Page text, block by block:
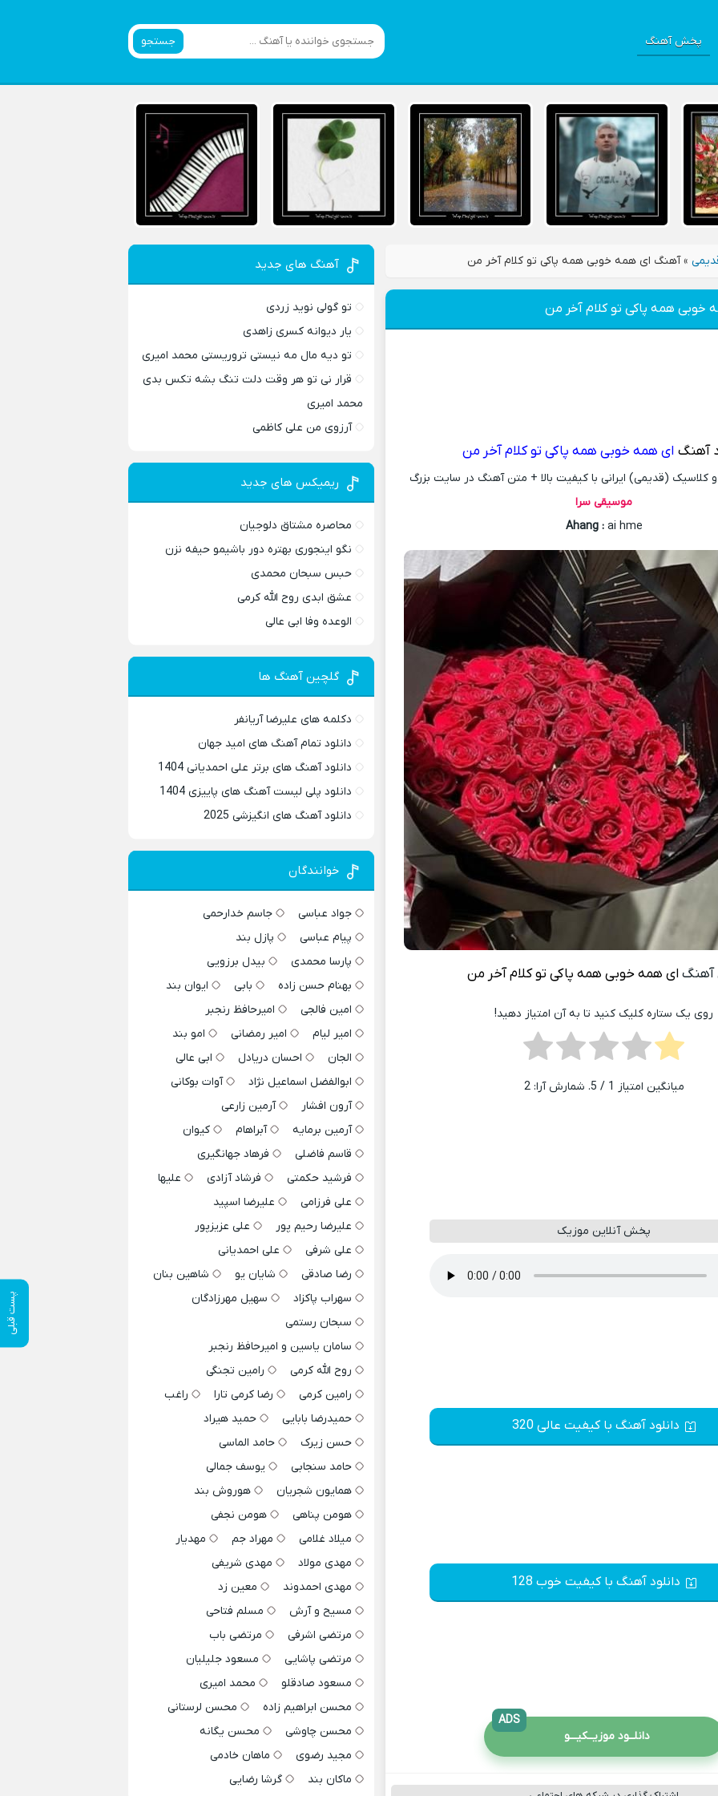
پخش آهنگ جستجو
»آهنگ ای همه خوبی همه پاکی تو کلام آخر من
پست قبلی
خوبی همه پاکی تو کلام آخر من
آهنگ ای همه خوبی همه پاکی تو کلام آخر من
(قدیمی) ایرانی با کیفیت بالا + متن آهنگ در سایت بزرگ
موسیقی سرا
Ahang :ai hme
آهنگ ای همه خوبی همه پاکی تو کلام آخر من
روی یک ستاره کلیک کنید تا به آن امتیاز دهید!
میانگین امتیاز 1 / 5. شمارش آرا: 2
پخش آنلاین موزیک
دانلود آهنگ با کیفیت عالی 320
دانلود آهنگ با کیفیت خوب 128
دانلــود موزیــکیـــو
ADS
آهنگ های جدید
تو گولی نوید زردی
یار دیوانه کسری زاهدی
تو دیه مال مه نیستی تروریستی محمد امیری
قرار نی تو هر وقت دلت تنگ بشه تکس بدی
محمد امیری
آرزوی من علی کاظمی
ریمیکس های جدید
محاصره مشتاق دلوجیان
نگو اینجوری بهتره دور باشیمو حیفه نزن
حبس سبحان محمدی
عشق ابدی روح الله کرمی
الوعده وفا ابی عالی
گلچین آهنگ ها
دکلمه های علیرضا آریانفر
دانلود تمام آهنگ های امید جهان
دانلود آهنگ های برتر علی احمدیانی 1404
دانلود پلی لیست آهنگ های پاییزی 1404
دانلود آهنگ های انگیزشی 2025
خوانندگان
جواد عباسی
جاسم خدارحمی
پیام عباسی
پازل بند
پارسا محمدی
بیدل برزویی
بهنام حسن زاده
بابی
ایوان بند
امین فالجی
امیرحافظ رنجبر
امیر لیام
امیر رمضانی
امو بند
الجان
احسان دریادل
ابی عالی
ابوالفضل اسماعیل نژاد
آوات بوکانی
آرون افشار
آرمین زارعی
آرمین برمایه
آبراهام
کیوان
قاسم فاضلی
فرهاد جهانگیری
فرشید حکمتی
فرشاد آزادی
علیها
علی فرزامی
علیرضا اسپید
علیرضا رحیم پور
علی عزیزپور
علی شرفی
علی احمدیانی
رضا صادقی
شایان یو
شاهین بنان
سهراب پاکزاد
سهیل مهرزادگان
سبحان رستمی
سامان یاسین و امیرحافظ رنجبر
روح الله کرمی
رامین تجنگی
رامین کرمی
رضا کرمی تارا
راغب
حمیدرضا بابایی
حمید هیراد
حسن زیرک
حامد الماسی
حامد سنجابی
یوسف جمالی
همایون شجریان
هوروش بند
هومن پناهی
هومن نجفی
میلاد غلامی
مهراد جم
مهدیار
مهدی مولاد
مهدی شریفی
مهدی احمدوند
معین زد
مسیح و آرش
مسلم فتاحی
مرتضی اشرفی
مرتضی باب
مرتضی پاشایی
مسعود جلیلیان
مسعود صادقلو
محمد امیری
محسن ابراهیم زاده
محسن لرستانی
محسن چاوشی
محسن یگانه
مجید رضوی
ماهان خادمی
ماکان بند
گرشا رضایی